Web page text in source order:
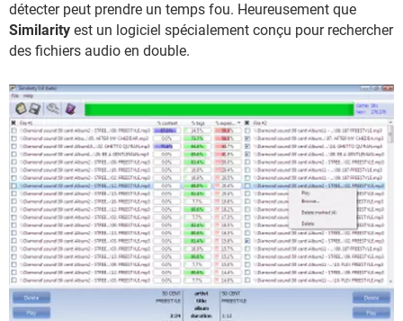
détecter peut prendre un temps fou. Heureusement que
Similarity est un logiciel spécialement conçu pour rechercher
des fichiers audio en double.